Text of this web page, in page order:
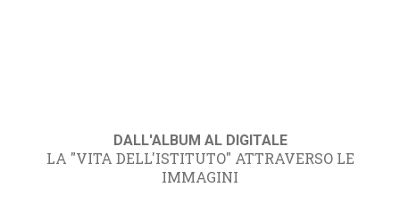
DALL'ALBUM AL DIGITALE
LA "VITA DELL'ISTITUTO" ATTRAVERSO LE
IMMAGINI